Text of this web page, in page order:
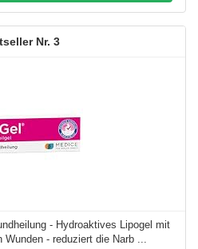
3
- Hydroaktives Lipogel mit
- reduziert die Narb ...